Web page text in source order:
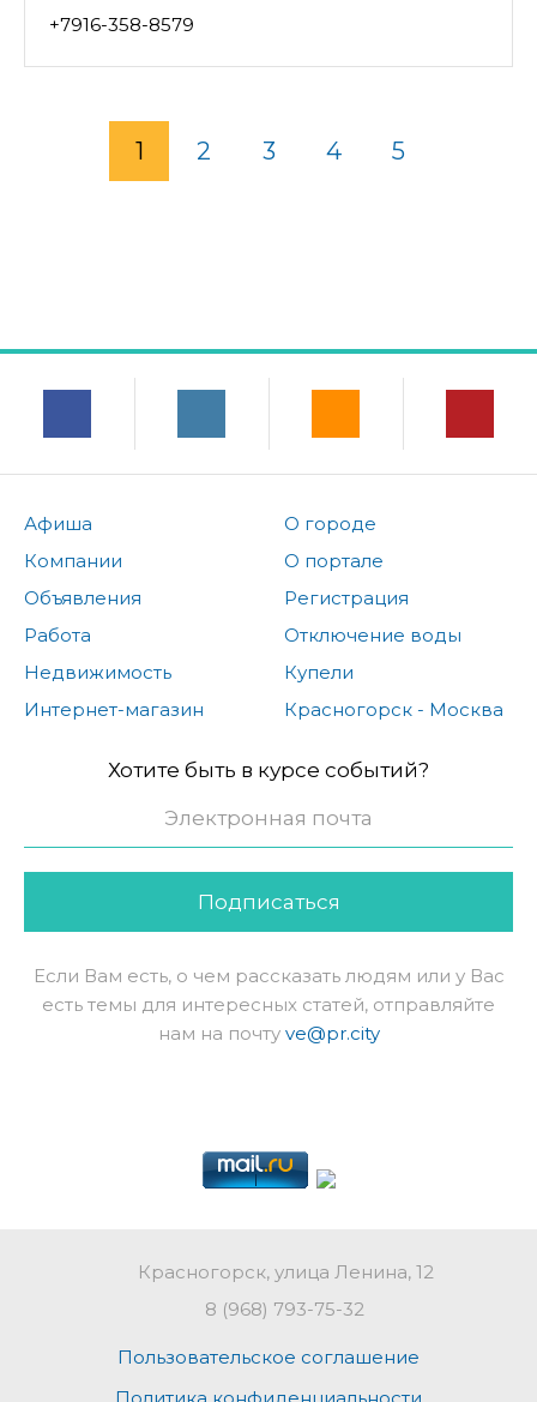
+7916-358-8579
1 2 3 4 5
Афиша
Компании
Объявления
Работа
Недвижимость
Интернет-магазин
О городе
О портале
Регистрация
Отключение воды
Купели
Красногорск - Москва
Хотите быть в курсе событий?
Подписаться
Если Вам есть, о чем рассказать людям или у Вас
есть темы для интересных статей, отправляйте
нам на почту ve@pr.city
Красногорск, улица Ленина, 12
8 (968) 793-75-32
Пользовательское соглашение